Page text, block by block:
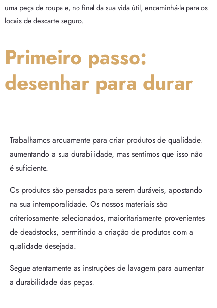
uma peça de roupa e, no final da sua vida útil, encaminhá-la para os
locais de descarte seguro.
Primeiro passo:
desenhar para durar
Trabalhamos arduamente para criar produtos de qualidade,
aumentando a sua durabilidade, mas sentimos que isso não
é suficiente.
Os produtos são pensados para serem duráveis, apostando
na sua intemporalidade. Os nossos materiais são
criteriosamente selecionados, maioritariamente provenientes
de deadstocks, permitindo a criação de produtos com a
qualidade desejada.
Segue atentamente as instruções de lavagem para aumentar
a durabilidade das peças.